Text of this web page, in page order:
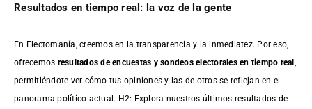
Resultados en tiempo real: la voz de la gente
En Electomanía, creemos en la transparencia y la inmediatez. Por eso,
ofrecemos resultados deencuestas y sondeos electorales en tiempo real ,
permitiéndote ver cómo tus opiniones y las de otros se reflejan en el
panorama político actual. H2: Explora nuestros últimos resultados de